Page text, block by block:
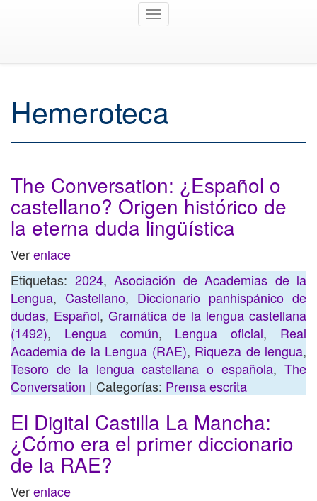
Toggle
Hemeroteca
The Conversation: ¿Español o
castellano? Origen histórico de
la eterna duda lingüística
Verenlace
Etiquetas: 2024, Asociación de Academias de la
Lengua, Castellano, Diccionario panhispánico de
dudas, Español, Gramática de la lengua castellana
(1492), Lengua común, Lengua oficial, Real
Academia de la Lengua (RAE), Riqueza de lengua,
Tesoro de la lengua castellana o española,The
Conversation | Categorías: Prensa escrita
El Digital Castilla La Mancha:
¿Cómo era el primer diccionario
de la RAE?
Verenlace